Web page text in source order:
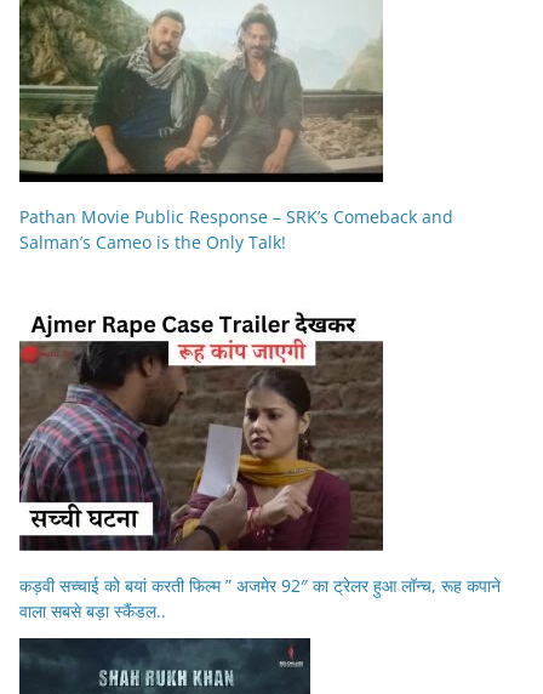
Pathan Movie Public Response – SRK’s Comeback and
Salman’s Cameo is the Only Talk!
कड़वी सच्चाई को बयां करती फिल्म ” अजमेर 92″ का ट्रेलर हुआ लॉन्च, रूह कपाने
वाला सबसे बड़ा स्कैंडल..